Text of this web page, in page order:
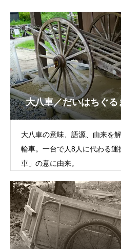
大八車／だいはちぐる
大八車の意味、語源、由来を
輪車。一台で人8人に代わる
車」の意に由来。